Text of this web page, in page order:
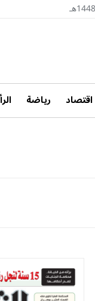
اقتصاد رياضة